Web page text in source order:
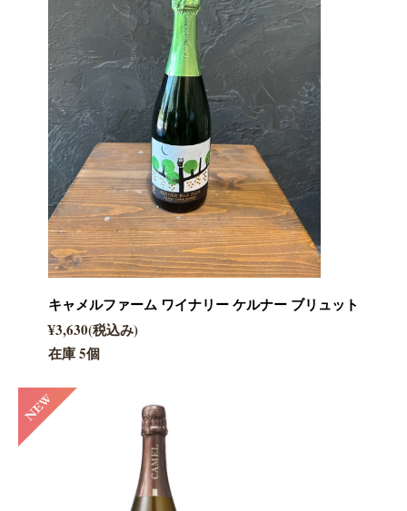
キャメルファーム ワイナリー ケルナー ブリュット
¥3,630(税込み)
在庫 5個